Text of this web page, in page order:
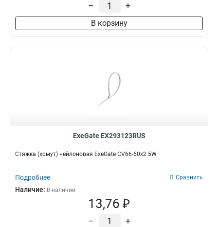
– +
В корзину
ExeGate EX293123RUS
Стяжка (хомут) нейлоновая ExeGate CV66-60x2.5W
Подробнее Сравнить
Наличие: В наличии
13,76 ₽
– +